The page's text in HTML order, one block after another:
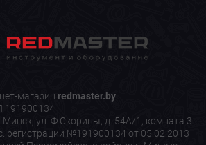
магазин redmaster.by.
191900134
Минск, ул. Ф.Скорины, д. 54А/1, комната 3
регистрации №191900134 от 05.02.2013